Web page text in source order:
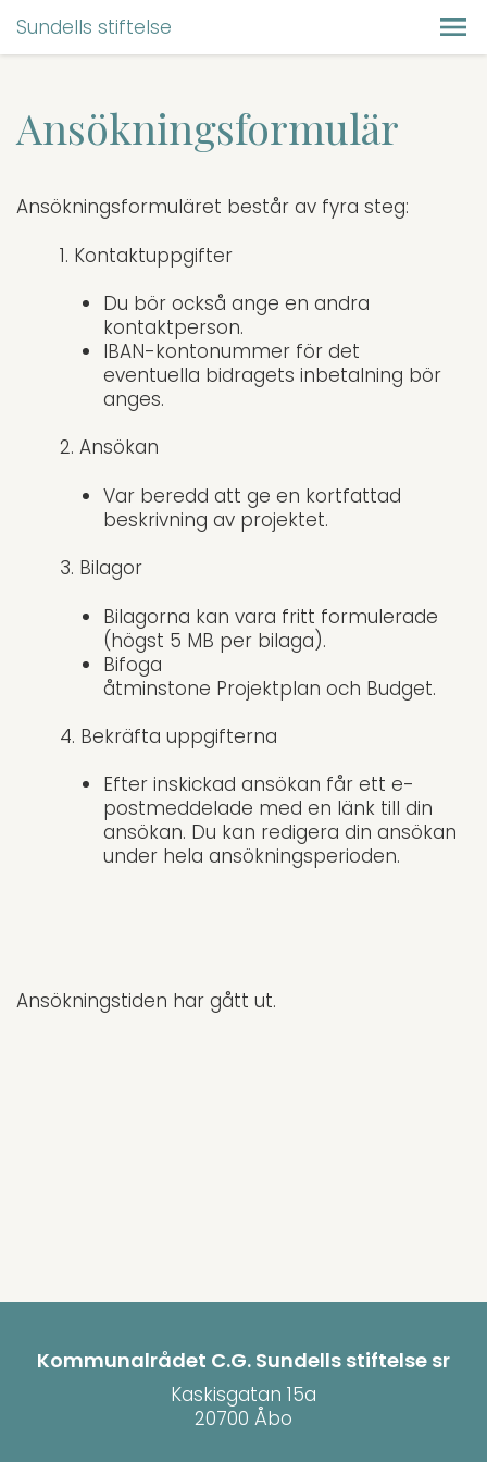
Sundells stiftelse
Ansökningsformulär
Ansökningsformuläret består av fyra steg:
1. Kontaktuppgifter
Du bör också ange en andra
kontaktperson.
IBAN-kontonummer för det
eventuella bidragets inbetalning bör
anges.
2. Ansökan
Var beredd att ge en kortfattad
beskrivning av projektet.
3. Bilagor
Bilagorna kan vara fritt formulerade
(högst 5 MB per bilaga).
Bifoga
åtminstone Projektplan och Budget.
4. Bekräfta uppgifterna
Efter inskickad ansökan får ett e-
postmeddelade med en länk till din
ansökan. Du kan redigera din ansökan
under hela ansökningsperioden.
Ansökningstiden har gått ut.
Kommunalrådet C.G. Sundells stiftelse sr
Kaskisgatan 15a
20700 Åbo